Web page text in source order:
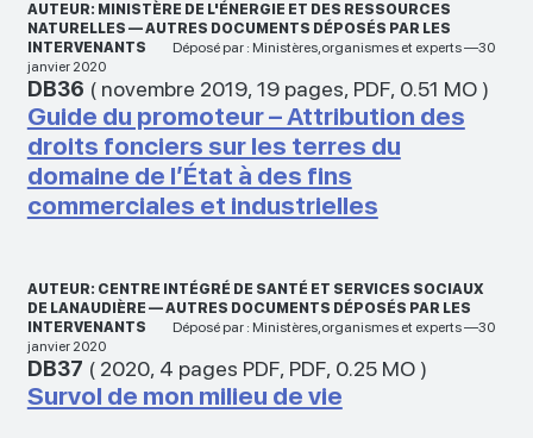
AUTEUR: MINISTÈRE DE L'ÉNERGIE ET DES RESSOURCES
NATURELLES — AUTRES DOCUMENTS DÉPOSÉS PAR LES
INTERVENANTS
Déposé par : Ministères,organismes et experts —30
janvier 2020
DB36 ( novembre 2019, 19 pages, PDF, 0.51 MO)
Guide du promoteur – Attribution des
droits fonciers sur les terres du
domaine de l’État à des fins
commerciales et industrielles
AUTEUR: CENTRE INTÉGRÉ DE SANTÉ ET SERVICES SOCIAUX
DE LANAUDIÈRE — AUTRES DOCUMENTS DÉPOSÉS PAR LES
INTERVENANTS
Déposé par : Ministères,organismes et experts —30
janvier 2020
DB37 ( 2020, 4 pages PDF, PDF, 0.25 MO)
Survol de mon milieu de vie